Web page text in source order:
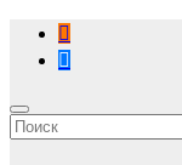
Перейти
содержимому